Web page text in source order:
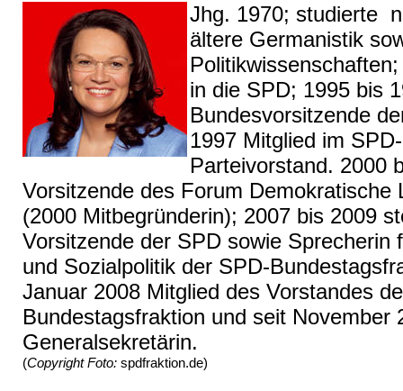
Jhg. 1970; studierte
ältere Germanistik
in die SPD; 1995 bis
Bundesvorsitzende
1997 Mitglied im SPD-
Parteivorstand. 2000
Vorsitzende des Forum Demokratische
(2000 Mitbegründerin); 2007 bis 2009
Vorsitzende der SPD sowie Sprecherin
und Sozialpolitik der SPD-
Januar 2008 Mitglied des Vorstandes
Bundestagsfraktion und seit November
Generalsekretärin.
(Copyright Foto: spdfraktion.de)